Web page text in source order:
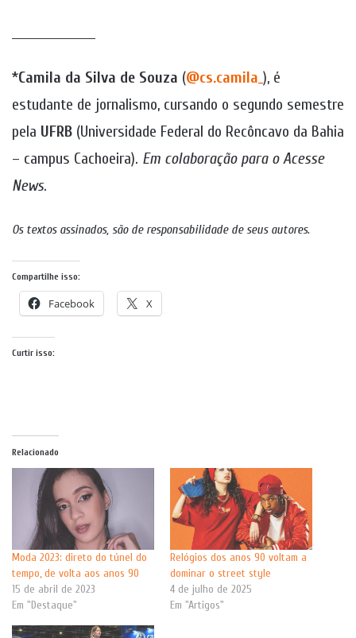
_____________________
*Camila da Silva de Souza (@cs.camila_ ), é
estudante de jornalismo, cursando o segundo semestre
pela UFRB (Universidade Federal do Recôncavo da Bahia
– campus Cachoeira). Em colaboração para o Acesse
News.
Os textos assinados, são de responsabilidade de seus autores.
Compartilhe isso:
Facebook X
Curtir isso:
Relacionado
Moda 2023: direto do túnel do
tempo, de volta aos anos 90
15 de abril de 2023
Em "Destaque"
Relógios dos anos 90 voltam a
dominar o street style
4 de julho de 2025
Em "Artigos"